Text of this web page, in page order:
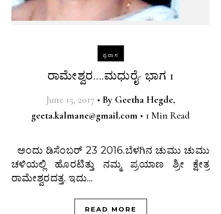
ಪ್ರವಾಸ
ರಾಮೇಶ್ವರ….ಮಧುರೈ- ಭಾಗ 1
June 15, 2017 • By Geetha Hegde,
geeta.kalmane@gmail.com • 1 Min Read
ಅಂದು ಡಿಸೆಂಬರ್ 23 2016.ಬೆಳಗಿನ ಚುಮು ಚುಮು
ಚಳಿಯಲ್ಲಿ ಹೊರಟಿತ್ತು ನಮ್ಮ ಪ್ರಯಾಣ ಶ್ರೀ ಕ್ಷೇತ್ರ
ರಾಮೇಶ್ವರದತ್ತ. ಇದು…
READ MORE